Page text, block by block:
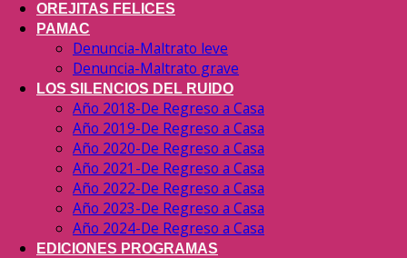
OREJITAS FELICES
PAMAC
Denuncia-Maltrato leve
Denuncia-Maltrato grave
LOS SILENCIOS DEL RUIDO
Año 2018-De Regreso a Casa
Año 2019-De Regreso a Casa
Año 2020-De Regreso a Casa
Año 2021-De Regreso a Casa
Año 2022-De Regreso a Casa
Año 2023-De Regreso a Casa
Año 2024-De Regreso a Casa
EDICIONES PROGRAMAS